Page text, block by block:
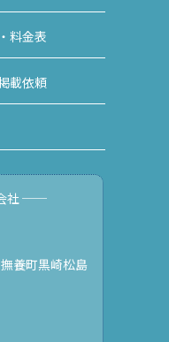
料金表
載依頼
社 ──
養町黒崎松島